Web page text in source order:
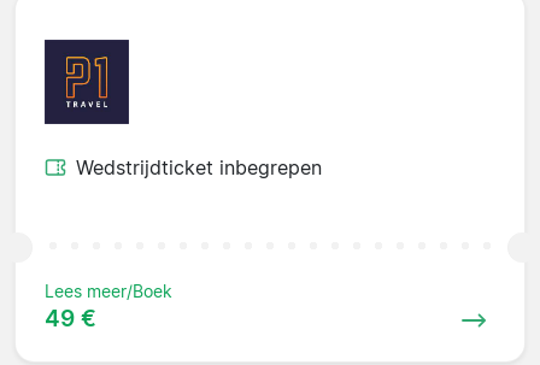
Wedstrijdticket inbegrepen
Lees meer/Boek
49 €